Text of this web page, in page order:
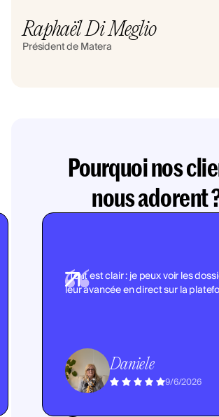
Raphaël Di Meglio
Président de Matera
Pourquoi nos
nous adorent
"Tout est clair : je peux voir les
leur avancée en direct sur la
Daniele
9/6/2026